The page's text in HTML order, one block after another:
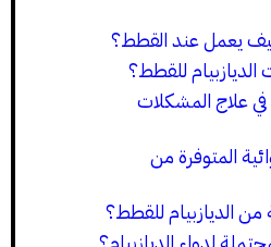
يعمل عند القطط؟
للقطط؟
في علاج المشكلات
المتوفرة من
من الديازبيام للقطط؟